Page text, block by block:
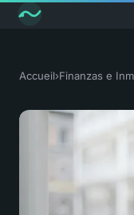
Accueil›Finanzas e